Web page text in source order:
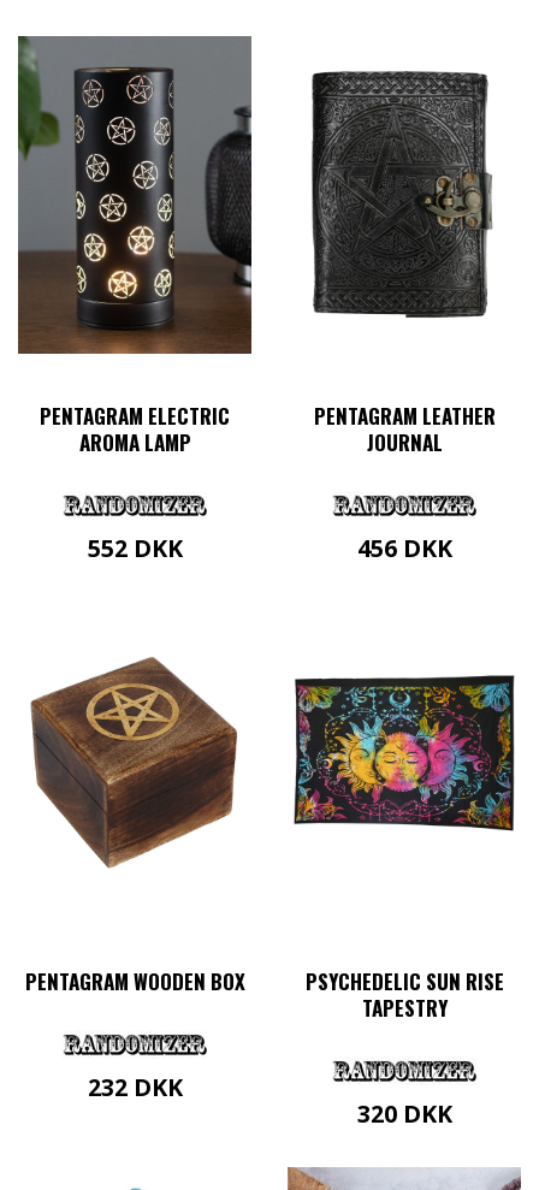
PENTAGRAM ELECTRIC
AROMA LAMP
552 DKK
PENTAGRAM LEATHER
JOURNAL
456 DKK
PENTAGRAM WOODEN BOX
232 DKK
PSYCHEDELIC SUN RISE
TAPESTRY
320 DKK